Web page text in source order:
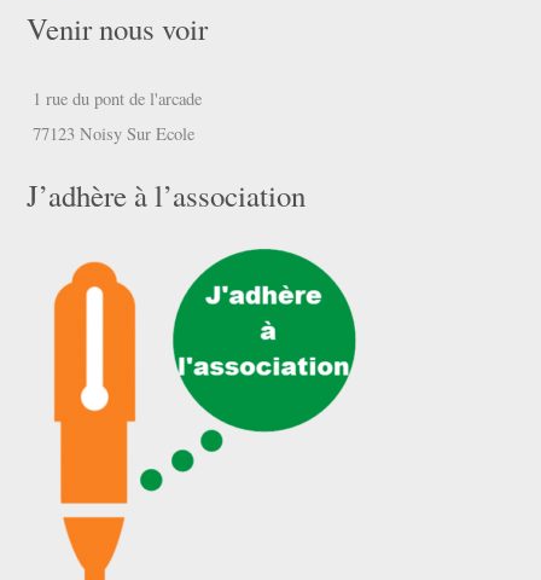
Venir nous voir
1 rue du pont de l'arcade
77123 Noisy Sur Ecole
J’adhère à l’association